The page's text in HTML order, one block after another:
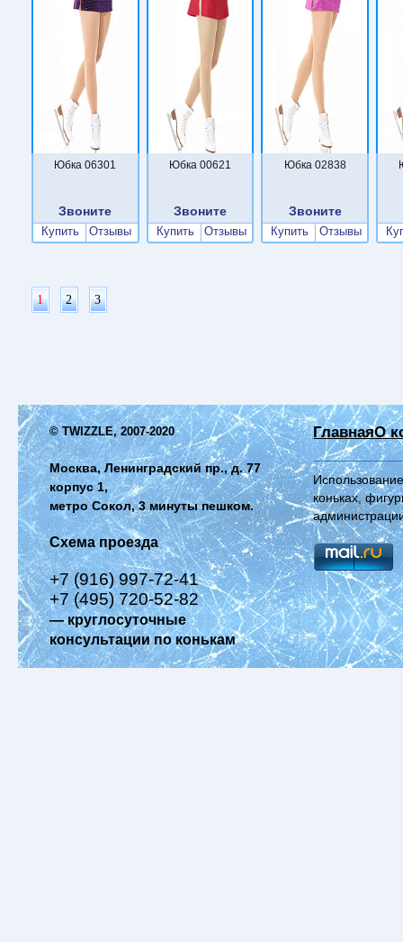
Юбка 06301
Звоните
Купить Отзывы
Юбка 00621
Звоните
Купить Отзывы
Юбка 02838
Звоните
Купить Отзывы
1 2 3
© TWIZZLE, 2007-2020
Москва, Ленинградский пр., д. 77
корпус 1,
метро Сокол, 3 минуты пешком.
Схема проезда
+7 (916) 997-72-41
+7 (495) 720-52-82
— круглосуточные
консультации по конькам
ГлавнаяО
коньках,